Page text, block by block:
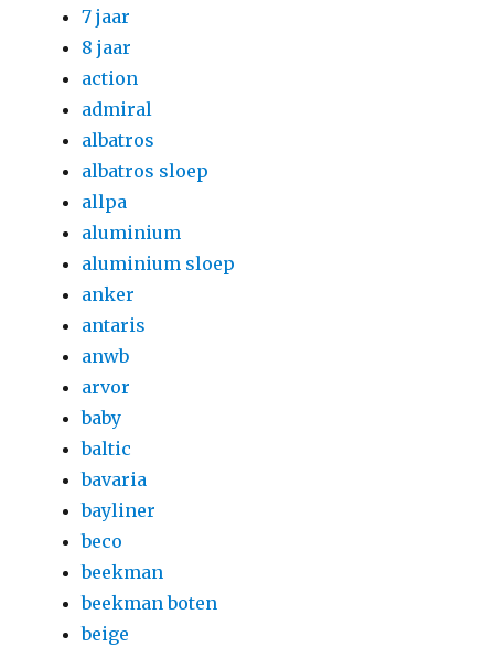
7 jaar
8 jaar
action
admiral
albatros
albatros sloep
allpa
aluminium
aluminium sloep
anker
antaris
anwb
arvor
baby
baltic
bavaria
bayliner
beco
beekman
beekman boten
beige